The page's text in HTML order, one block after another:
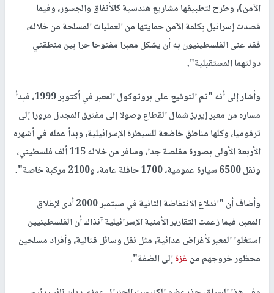
الآمن)، وطرح لتطبيقها مشاريع هندسية كالأنفاق والجسور، وفيما
قصدت إسرائيل بكلمة الآمن حمايتها من العمليات المسلحة من خلاله،
فقد عنى الفلسطينيون به أن يشكل معبرا مفتوحا حرا بين منطقتي
دولتهما المستقبلية".
وأشار إلى أنه "تم التوقيع على بروتوكول المعبر في أكتوبر 1999، فبدأ
مساره من معبر إيريز شمال القطاع وصولا إلى مفترق المجدل مرورا إلى
ترقوميا، وكلها مناطق خاضعة للسيطرة الإسرائيلية، وبدأ عمله في أشهره
الأربعة الأولى بصورة مقلصة جدا، وسافر من خلاله 115 ألف فلسطيني،
ونقل 6500 سيارة عمومية، 1700 حافلة عامة، و2100 مركبة خاصة".
وأضاف أن "اندلاع الانتفاضة الثانية في سبتمبر 2000 أدى لإغلاق
المعبر، فيما زعمت التقارير الأمنية الإسرائيلية آنذاك أن الفلسطينيين
استغلوا المعبر لأغراض عدائية، مثل نقل وسائل قتالية، وأفراد مسلحين
محظور خروجهم منغزةإلى الضفة".